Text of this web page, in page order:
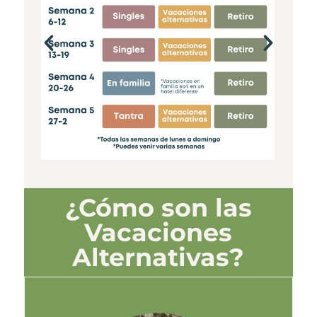
¿Cómo son las
Vacaciones
Alternativas?